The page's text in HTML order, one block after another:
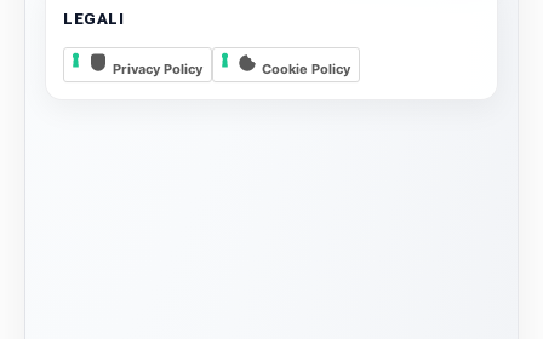
LEGALI
Privacy Policy Cookie Policy